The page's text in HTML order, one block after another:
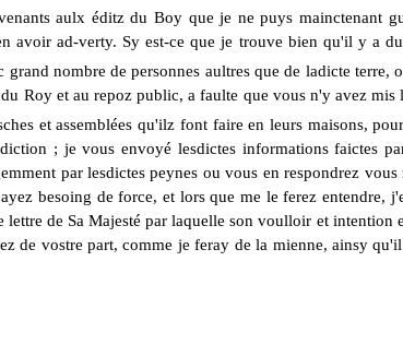
aulx éditz du Boy que je ne puys mainctenant
avoir ad-verty. Sy est-ce que je trouve bien qu'il ya
nombre de personnes aultres que de ladicte terre,
Roy et au repoz public, a faulte que vous n'y avez mis
et assemblées qu'ilz font faire en leurs maisons,
; je vous envoyé lesdictes informations faictes
par lesdictes peynes ou vous en respondrez vous
besoing de force, et lors que me le ferez entendre,
de Sa Majesté par laquelle son voulloir et intention
vostre part, comme je feray de la mienne, ainsy